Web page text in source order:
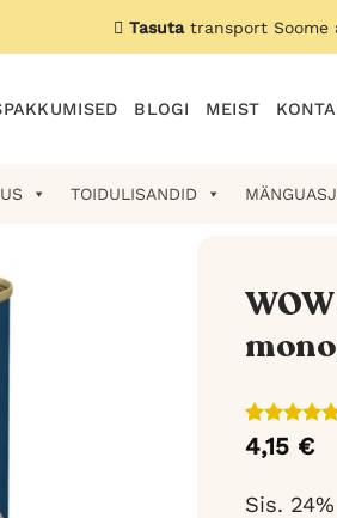
Tasutatransport Soome
BLOGI MEIST
TOIDULISANDID
Hinnatud
5/5
1
kliendi
põhjal
4,15 €
Sis.